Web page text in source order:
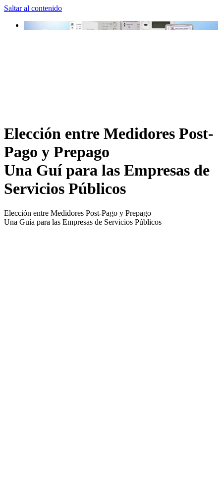
Saltar al contenido
Elección entre Medidores Post-
Pago y Prepago
Una Guí para las Empresas de
Servicios Públicos
Elección entre Medidores Post-Pago y Prepago
Una Guía para las Empresas de Servicios Públicos